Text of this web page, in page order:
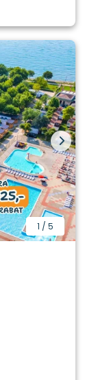
1 / 5